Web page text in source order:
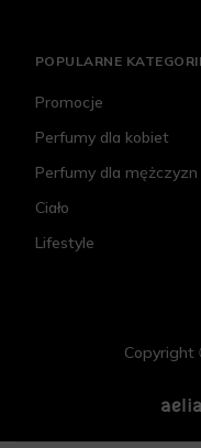
POPULARNE
Promocje
Perfumy dla kobiet
Perfumy dla mężczyzn
Ciało
Lifestyle
Copyright